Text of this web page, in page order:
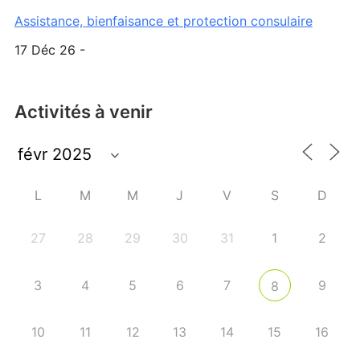
Assistance, bienfaisance et protection consulaire
17 Déc 26 -
Activités à venir
L M M J V S D
27 28 29 30 31 1 2
3 4 5 6 7 8 9
10 11 12 13 14 15 16